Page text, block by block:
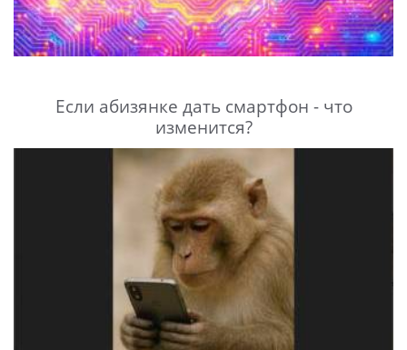
Если абизянке дать смартфон - что
изменится?